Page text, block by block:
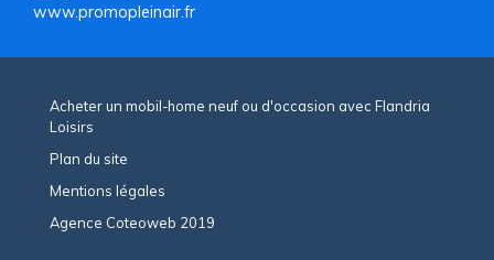
www.promopleinair.fr
Acheter un mobil-home neuf ou d'occasion avec Flandria
Loisirs
Plan du site
Mentions légales
Agence Coteoweb 2019